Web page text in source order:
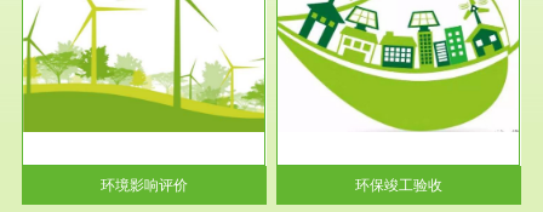
环境影响评价
环保竣工验收
根据《建设项目环境保护管理条
例》第十七条 编制环境影响报
告书、...
环保竣工验收